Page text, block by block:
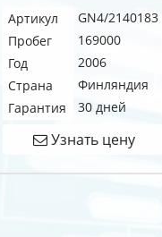
Артикул
GN4/2140183
Пробег
169000
Год
2006
Страна
Финляндия
Гарантия
30 дней
Узнать цену